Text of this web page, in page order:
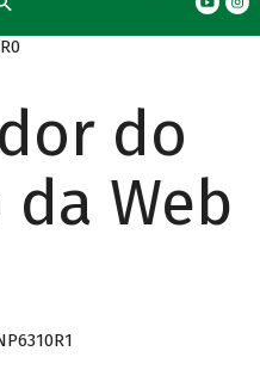
do
Web